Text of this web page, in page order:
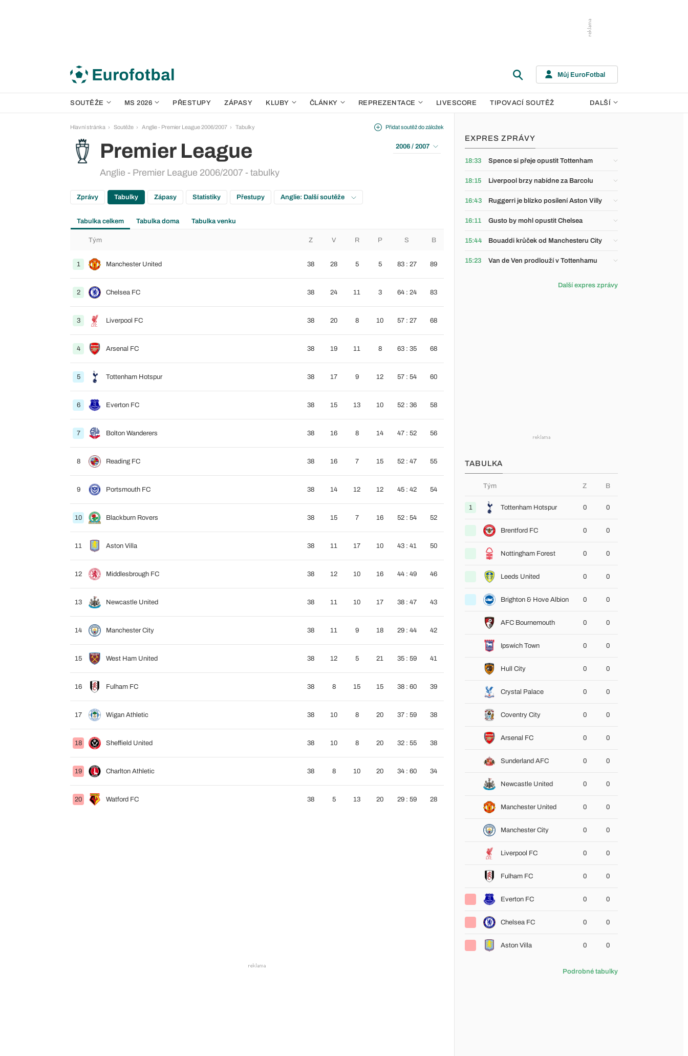
Můj EuroFotbal
SOUTĚŽE MS 2026 PŘESTUPY ZÁPASY KLUBY ČLÁNKY REPREZENTACE LIVESCORE TIPOVACÍ SOUTĚŽ DALŠÍ
Hlavní stránka Soutěže Anglie - Premier League 2006/2007 Tabulky
Premier League
Anglie - Premier League 2006/2007 - tabulky
Přidat soutěž do záložek
2006 / 2007
Zprávy Tabulky Zápasy Statistiky Přestupy Anglie: Další soutěže
Tabulka celkem Tabulka doma Tabulka venku
Tým Z V R P S B
1 Manchester United 38 28 5 5 83 : 27 89
2 Chelsea FC 38 24 11 3 64 : 24 83
3 Liverpool FC 38 20 8 10 57 : 27 68
4 Arsenal FC 38 19 11 8 63 : 35 68
5 Tottenham Hotspur 38 17 9 12 57 : 54 60
6 Everton FC 38 15 13 10 52 : 36 58
7 Bolton Wanderers 38 16 8 14 47 : 52 56
8 Reading FC 38 16 7 15 52 : 47 55
9 Portsmouth FC 38 14 12 12 45 : 42 54
10 Blackburn Rovers 38 15 7 16 52 : 54 52
11 Aston Villa 38 11 17 10 43 : 41 50
12 Middlesbrough FC 38 12 10 16 44 : 49 46
13 Newcastle United 38 11 10 17 38 : 47 43
14 Manchester City 38 11 9 18 29 : 44 42
15 West Ham United 38 12 5 21 35 : 59 41
16 Fulham FC 38 8 15 15 38 : 60 39
17 Wigan Athletic 38 10 8 20 37 : 59 38
18 Sheffield United 38 10 8 20 32 : 55 38
19 Charlton Athletic 38 8 10 20 34 : 60 34
20 Watford FC 38 5 13 20 29 : 59 28
EXPRES ZPRÁVY
18:33 Spence si přeje opustit Tottenham
18:15 Liverpool brzy nabídne za Barcolu
16:43 Ruggerri je blízko posílení Aston Villy
16:11 Gusto by mohl opustit Chelsea
15:44 Bouaddi krůček od Manchesteru City
15:23 Van de Ven prodlouží v Tottenhamu
Další expres zprávy
TABULKA
Tým Z B
1 Tottenham Hotspur 0 0
Brentford FC 0 0
Nottingham Forest 0 0
Leeds United 0 0
Brighton & Hove Albion 0 0
AFC Bournemouth 0 0
Ipswich Town 0 0
Hull City 0 0
Crystal Palace 0 0
Coventry City 0 0
Arsenal FC 0 0
Sunderland AFC 0 0
Newcastle United 0 0
Manchester United 0 0
Manchester City 0 0
Liverpool FC 0 0
Fulham FC 0 0
Everton FC 0 0
Chelsea FC 0 0
Aston Villa 0 0
Podrobné tabulky